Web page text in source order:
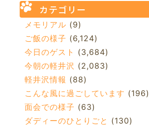
カテゴリー
メモリアル (9)
ご飯の様子 (6,124)
今日のゲスト (3,684)
今朝の軽井沢 (2,083)
軽井沢情報 (88)
こんな風に過ごしています (196)
面会での様子 (63)
ダディーのひとりごと (130)